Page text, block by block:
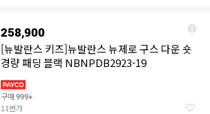
258,900
[뉴발란스 키즈]뉴발란스 뉴제로 구스 다운 숏
경량 패딩 블랙 NBNPDB2923-19
구매999+
11번가